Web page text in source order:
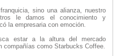
sino una alianza, nuestro
le damos el conocimiento y
la empresaria con emoción.
estar a la altura del mercado
compañías como Starbucks Coffee.